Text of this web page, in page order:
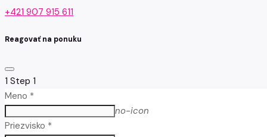
+421 907 915 611
Reagovať na ponuku
1 Step 1
Meno *
no-icon
Priezvisko *